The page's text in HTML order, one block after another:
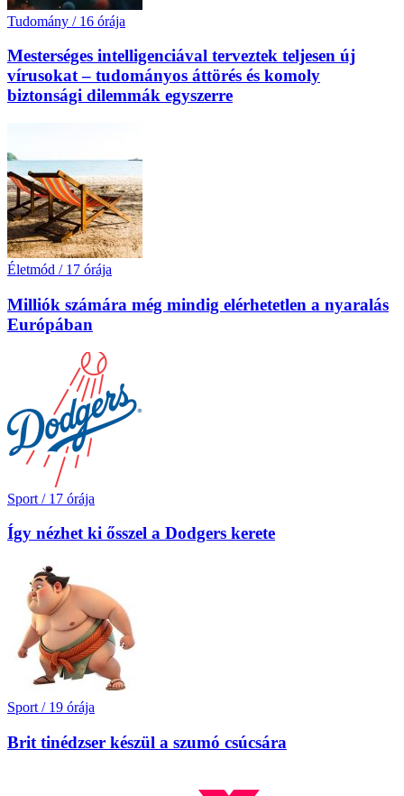
Tudomány / 16 órája
Mesterséges intelligenciával terveztek teljesen új
vírusokat – tudományos áttörés és komoly
biztonsági dilemmák egyszerre
Életmód / 17 órája
Milliók számára még mindig elérhetetlen a nyaralás
Európában
Sport / 17 órája
Így nézhet ki ősszel a Dodgers kerete
Sport / 19 órája
Brit tinédzser készül a szumó csúcsára